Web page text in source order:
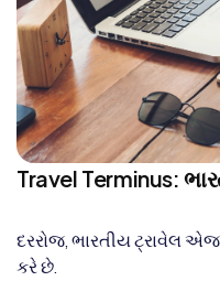
Travel Terminus:
દરરોજ, ભારતીય ટ્રાવેલ
કરે છે.